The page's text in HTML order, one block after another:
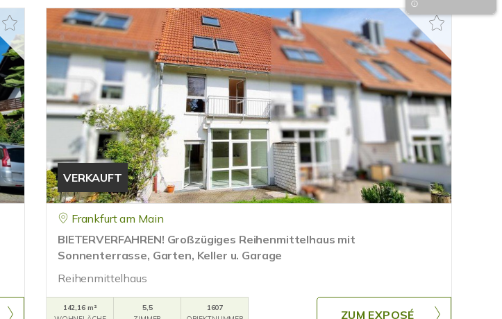
VERKAUFT
Frankfurt am Main
BIETERVERFAHREN! Großzügiges Reihenmittelhaus mit
Sonnenterrasse, Garten, Keller u. Garage
Reihenmittelhaus
142,16 m²
5,5
1607
ZUM EXPOSÉ